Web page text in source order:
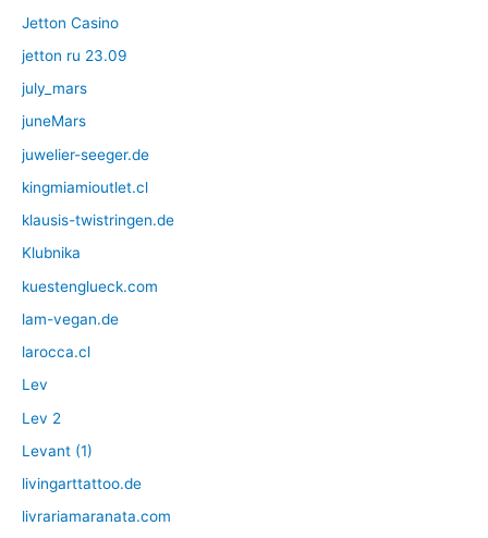
Jetton Casino
jetton ru 23.09
july_mars
juneMars
juwelier-seeger.de
kingmiamioutlet.cl
klausis-twistringen.de
Klubnika
kuestenglueck.com
lam-vegan.de
larocca.cl
Lev
Lev 2
Levant (1)
livingarttattoo.de
livrariamaranata.com